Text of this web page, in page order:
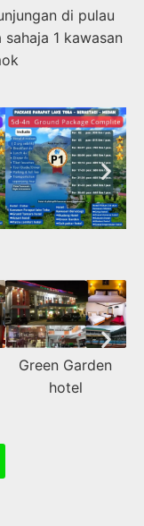
di pulau
1 kawasan
Green Garden
hotel